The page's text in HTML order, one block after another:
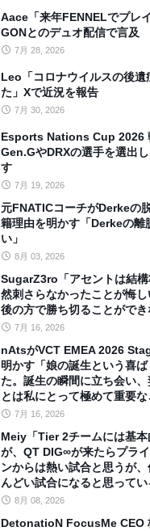
Aace「来年FENNELでプレ
GONとのデュオ配信で言及
7月 28, 2026
Leo「コロナウイルスの後遺
た」Xで近況を報告
7月 30, 2026
Esports Nations Cup 2026
Gen.GやDRXの選手を選出
す
7月 19, 2026
元FNATICコーチがDerkeの
籍理由を明かす「Derkeの離
い」
8月 03, 2026
SugarZ3ro「アセントは結
然刺さらなかったことが悔
後の方で勝ち切ることができ
7月 16, 2026
nAtsがVCT EMEA 2026
明かす「娘の誕生という喜
た。誕生の瞬間に立ち会い
とは私にとって極めて重要な
7月 16, 2026
Meiy「Tier 2チームには基
が、QT DIG∞が来たらプラ
ンからは熱い試合と思うが
んどい試合になると思ってい
8月 08, 2026
DetonatioN FocusMe CEO